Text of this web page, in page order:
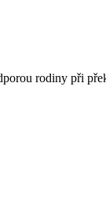
rodiny při